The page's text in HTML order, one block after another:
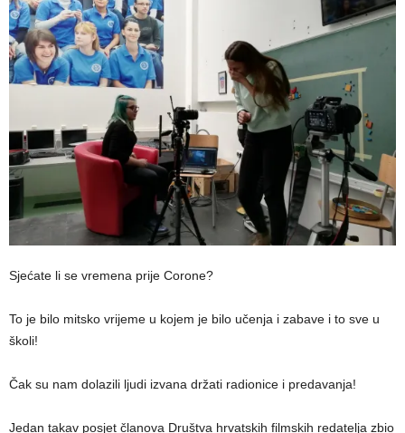
Sjećate li se vremena prije Corone?
To je bilo mitsko vrijeme u kojem je bilo učenja i zabave i to sve u
školi!
Čak su nam dolazili ljudi izvana držati radionice i predavanja!
Jedan takav posjet članova Društva hrvatskih filmskih redatelja zbio